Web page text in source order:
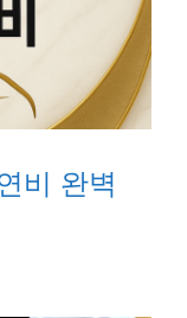
비 완벽